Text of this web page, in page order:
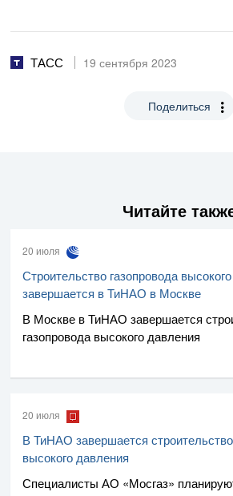
ТАСС 19 сентября 2023
Поделиться
Читайте
20 июля
Строительство газопровода
завершается в ТиНАО в Москве
В Москве в ТиНАО завершается
газопровода высокого давления
20 июля
В ТиНАО завершается
высокого давления
Специалисты АО «Мосгаз»